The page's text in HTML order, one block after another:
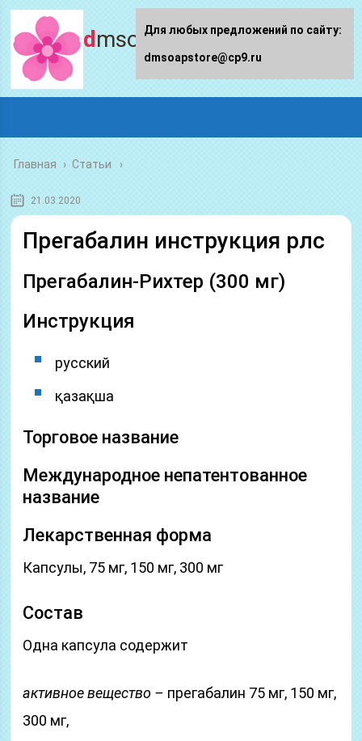
dmsoapstore.ru
Главная › Статьи
21.03.2020
Прегабалин инструкция рлс
Прегабалин-Рихтер (300 мг)
Инструкция
русский
қазақша
Торговое название
Международное непатентованное
название
Лекарственная форма
Капсулы, 75 мг, 150 мг, 300 мг
Состав
Одна капсула содержит
активное вещество – прегабалин 75 мг, 150 мг,
300 мг,
Для любых предложений по сайту:
dmsoapstore@cp9.ru